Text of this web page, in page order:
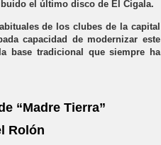
el último disco de El Cigala.
de los clubes de la capital
capacidad de modernizar este
base tradicional que siempre ha
“Madre Tierra”
Rolón